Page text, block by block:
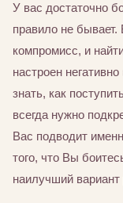
У вас достаточно
правило не бывает.
компромисс, и
настроен
знать, как
всегда нужно
Вас подводит
того, что Вы
наилучший